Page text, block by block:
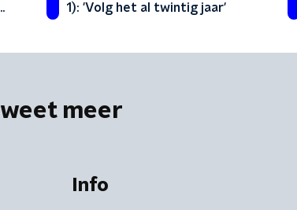
1): 'Volg het al twintig jaar'
weet meer
Info